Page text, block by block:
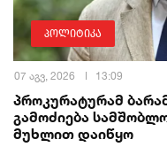
პოლიტიკა
07 აგვ, 2026 13:09
პროკურატურამ
გამოძიება
მუხლით დაიწყო